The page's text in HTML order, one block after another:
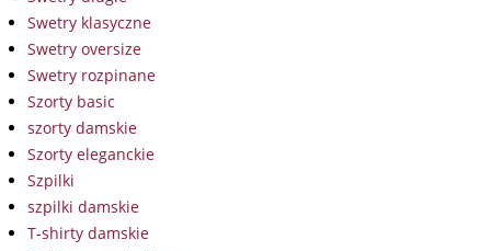
Swetry klasyczne
Swetry oversize
Swetry rozpinane
Szorty basic
szorty damskie
Szorty eleganckie
Szpilki
szpilki damskie
T-shirty damskie